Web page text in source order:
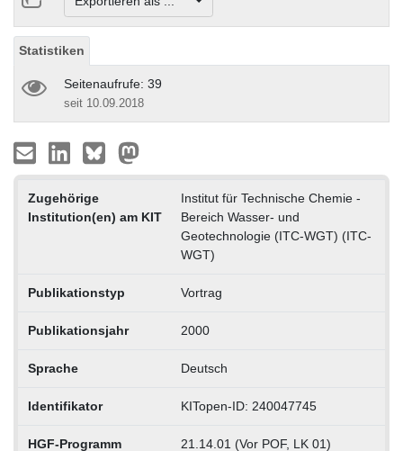
Statistiken
Seitenaufrufe: 39
seit 10.09.2018
Zugehörige
Institution(en) am KIT
Institut für Technische Chemie -
Bereich Wasser- und
Geotechnologie (ITC-WGT) (ITC-
WGT)
Publikationstyp Vortrag
Publikationsjahr 2000
Sprache Deutsch
Identifikator KITopen-ID: 240047745
HGF-Programm 21.14.01 (Vor POF, LK 01)